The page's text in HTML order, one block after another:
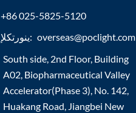
+86 025-5825-5120
ينورتكلإ ديرب: overseas@poclight.com
South side, 2nd Floor, Building
A02, Biopharmaceutical Valley
Accelerator(Phase 3), No. 142,
Huakang Road, Jiangbei New